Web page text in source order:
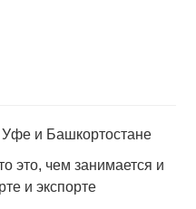
и Башкортостане
это, чем занимается и
и экспорте